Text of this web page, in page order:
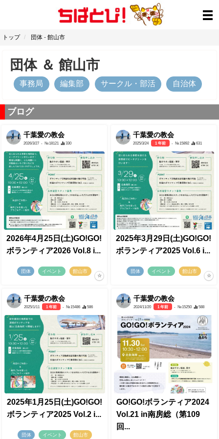
トップ 団体 - 館山市
団体＆ 館山市
事務局 編集部 サークル・部活 自治体
ブログ
千葉愛の教会
2026/3/27 - №18121 330
2026年4月25日(土)GO!GO!
ボランティア2026 Vol.8 i...
団体 イベント 館山市
千葉愛の教会
2025/3/24 1 年前 - №15892 631
2025年3月29日(土)GO!GO!
ボランティア2025 Vol.6 i...
団体 イベント 館山市
千葉愛の教会
2025/1/11 1 年前 - №15486 586
2025年1月25日(土)GO!GO!
ボランティア2025 Vol.2 i...
団体 イベント 館山市
千葉愛の教会
2024/11/20 1 年前 - №15250 588
GO!GO!ボランティア2024
Vol.21 in南房総（第109
回...